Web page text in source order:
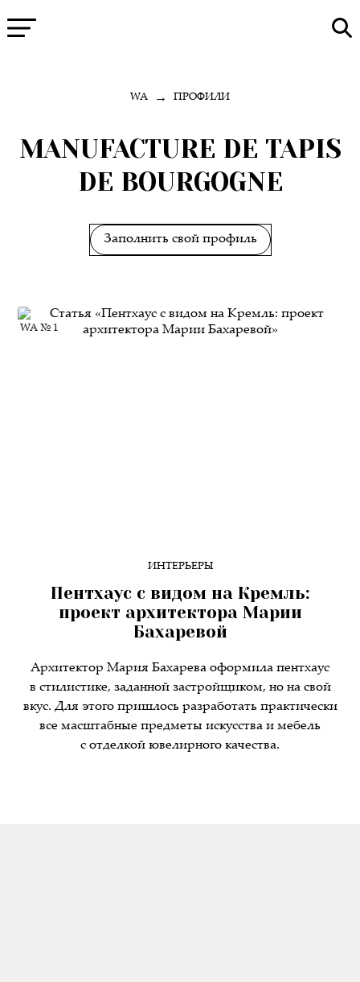
WA → ПРОФИЛИ
MANUFACTURE DE TAPIS
DE BOURGOGNE
Заполнить свой профиль
WA № 1
ИНТЕРЬЕРЫ
Пентхаус с видом на Кремль:
проект архитектора Марии
Бахаревой
Архитектор Мария Бахарева оформила пентхаус
в стилистике, заданной застройщиком, но на свой
вкус. Для этого пришлось разработать практически
все масштабные предметы искусства и мебель
с отделкой ювелирного качества.